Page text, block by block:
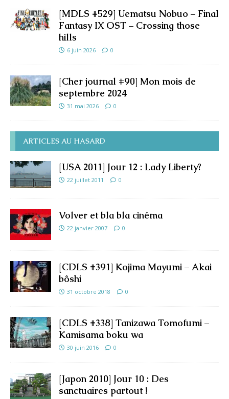
[MDLS #529] Uematsu Nobuo – Final
Fantasy IX OST – Crossing those
hills
6 juin 2026 0
[Cher journal #90] Mon mois de
septembre 2024
31 mai 2026 0
ARTICLES AU HASARD
[USA 2011] Jour 12 : Lady Liberty?
22 juillet 2011 0
Volver et bla bla cinéma
22 janvier 2007 0
[CDLS #391] Kojima Mayumi – Akai
bôshi
31 octobre 2018 0
[CDLS #338] Tanizawa Tomofumi –
Kamisama boku wa
30 juin 2016 0
[Japon 2010] Jour 10 : Des
sanctuaires partout !